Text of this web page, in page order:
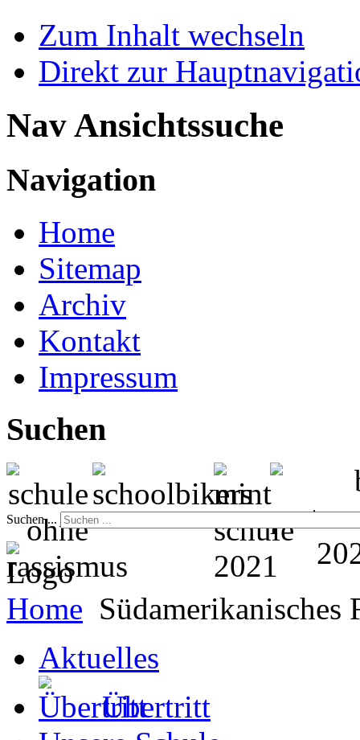
Zum Inhalt wechseln
Direkt zur
Nav Ansichtssuche
Navigation
Home
Sitemap
Archiv
Kontakt
Impressum
Suchen
Suchen ...
Home Südamerikanisches
Aktuelles
Übertritt